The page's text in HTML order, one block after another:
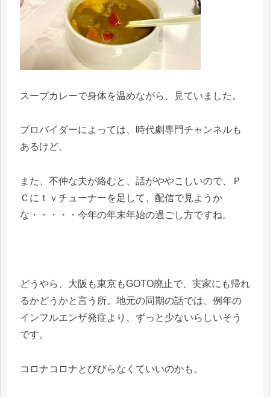
スープカレーで身体を温めながら、見ていました。
プロバイダーによっては、時代劇専門チャンネルも
あるけど、
また、不仲な夫が絡むと、話がややこしいので、Ｐ
Ｃにｔｖチューナーを足して、配信で見ようか
な・・・・・今年の年末年始の過ごし方ですね。
どうやら、大阪も東京もGOTO廃止で、実家にも帰れ
るかどうかと言う所。地元の同期の話では、例年の
インフルエンザ発症より、ずっと少ないらしいそう
です。
コロナコロナとびびらなくていいのかも。